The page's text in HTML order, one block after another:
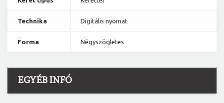
Technika Digitális nyomat
Forma Négyszögletes
EGYÉB INFÓ